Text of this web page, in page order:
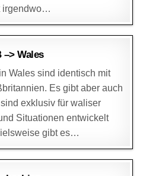
irgendwo…
25. AUGUST 2025
Wales
Wales sind identisch mit
Es gibt aber auch
exklusiv für waliser
Situationen entwickelt
gibt es…